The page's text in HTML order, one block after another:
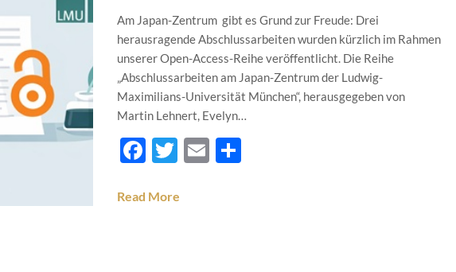
Am Japan-Zentrum gibt es Grund zur Freude: Drei
herausragende Abschlussarbeiten wurden kürzlich im Rahmen
unserer Open-Access-Reihe veröffentlicht. Die Reihe
„Abschlussarbeiten am Japan-Zentrum der Ludwig-
Maximilians-Universität München“, herausgegeben von
Martin Lehnert, Evelyn…
Facebook
Twitter
EmailTeilen
Read More